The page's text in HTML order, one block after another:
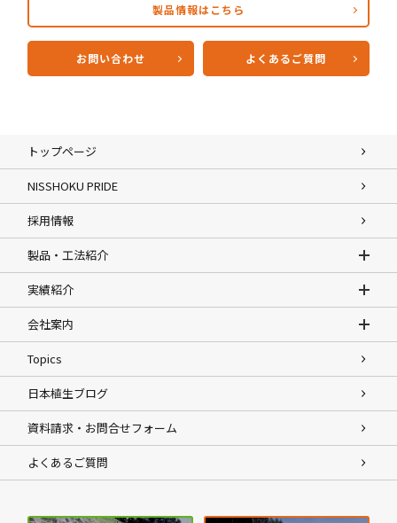
製品情報はこちら
お問い合わせ よくあるご質問
トップページ
NISSHOKU PRIDE
採用情報
製品・工法紹介
実績紹介
会社案内
Topics
日本植生ブログ
資料請求・お問合せフォーム
よくあるご質問